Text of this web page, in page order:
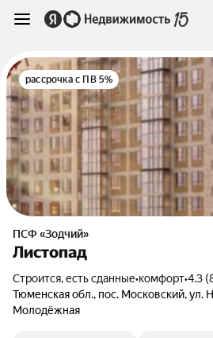
рассрочка с ПВ 5%
ПСФ «Зодчий»
Листопад
Строится, есть сданные•комфорт•4.3
Тюменская обл., пос. Московский,ул.
Молодёжная